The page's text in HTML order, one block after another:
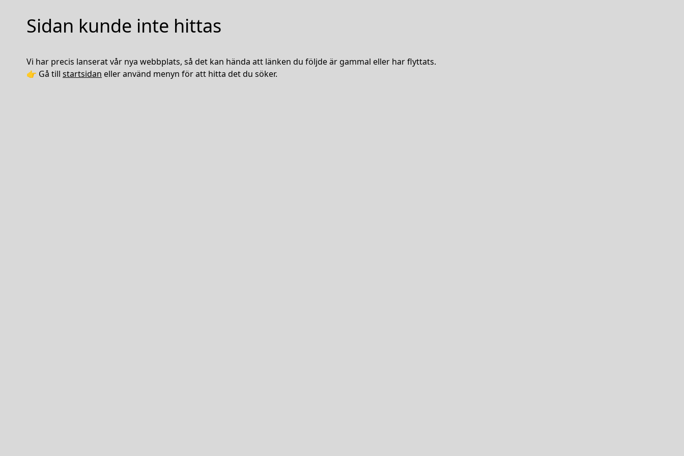
Sidan kunde inte hittas
Vi har precis lanserat vår nya webbplats, så det kan hända att länken du följde är gammal eller har flyttats.
👉 Gå till startsidan eller använd menyn för att hitta det du söker.